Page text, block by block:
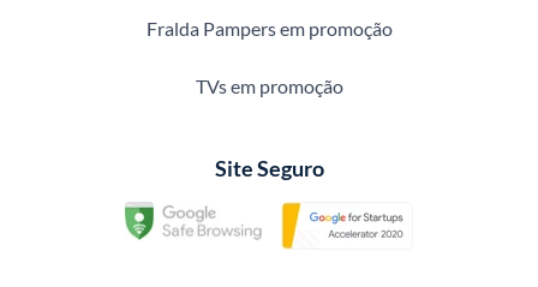
Fralda Pampers em promoção
TVs em promoção
Site Seguro